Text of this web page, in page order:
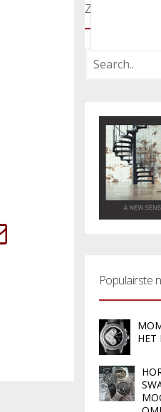
Zoeken door
Populairste
HET